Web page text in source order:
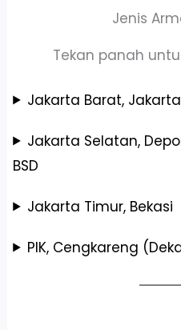
Jenis
Tekan panah
Jakarta Barat,
Jakarta Selatan,
BSD
Jakarta Timur, Bekasi
PIK, Cengkareng